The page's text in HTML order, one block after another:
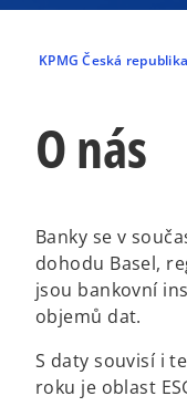
KPMG Česká republika
O nás
Banky se v
dohodu Basel,
jsou bankovní
objemů dat.
S daty souvisí i
roku je oblast